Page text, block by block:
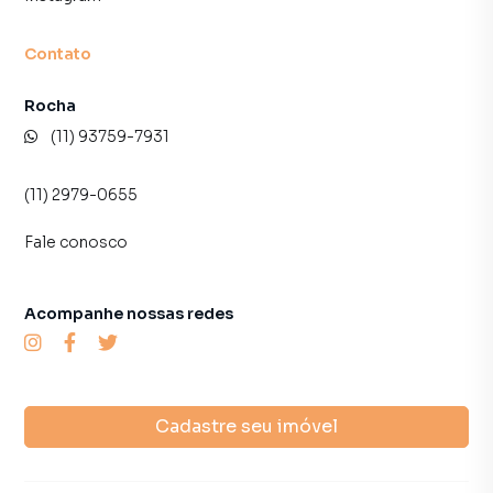
Contato
Rocha
(11) 93759-7931
(11) 2979-0655
Fale conosco
Cadastre seu imóvel
Acompanhe nossas redes